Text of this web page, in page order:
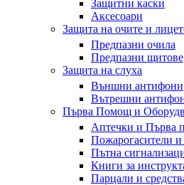
Защитни каски
Аксесоари
Защита на очите и
Предпазни очила
Предпазни щитове
Защита на слуха
Външни антифони
Вътрешни
Първа Помощ и
Аптечки и Първа
Пожарогасители и
Пътна
Книги за
Парцали и